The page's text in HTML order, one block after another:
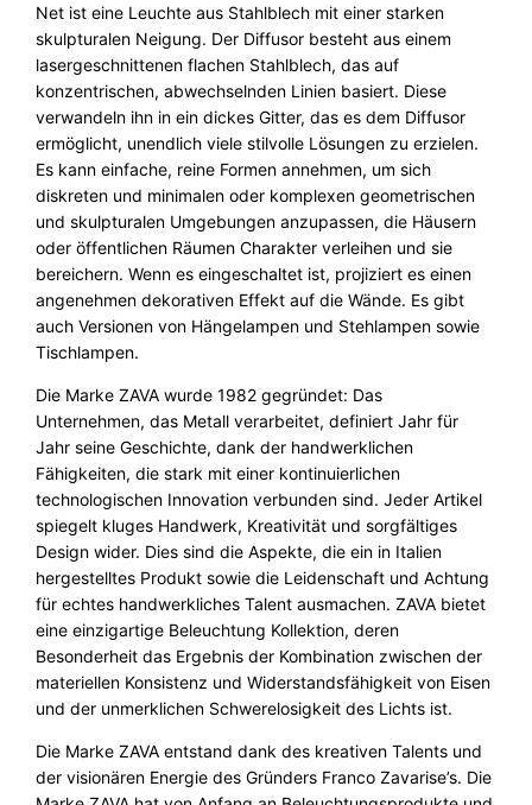
N
e
t
3
Z
a
v
a
M
e
n
g
e
Net ist eine Leuchte aus Stahlblech mit einer starken
skulpturalen Neigung. Der Diffusor besteht aus einem
lasergeschnittenen flachen Stahlblech, das auf
konzentrischen, abwechselnden Linien basiert. Diese
verwandeln ihn in ein dickes Gitter, das es dem Diffusor
ermöglicht, unendlich viele stilvolle Lösungen zu erzielen.
Es kann einfache, reine Formen annehmen, um sich
diskreten und minimalen oder komplexen geometrischen
und skulpturalen Umgebungen anzupassen, die Häusern
oder öffentlichen Räumen Charakter verleihen und sie
bereichern. Wenn es eingeschaltet ist, projiziert es einen
angenehmen dekorativen Effekt auf die Wände. Es gibt
auch Versionen von Hängelampen und Stehlampen sowie
Tischlampen.
Die Marke ZAVA wurde 1982 gegründet: Das
Unternehmen, das Metall verarbeitet, definiert Jahr für
Jahr seine Geschichte, dank der handwerklichen
Fähigkeiten, die stark mit einer kontinuierlichen
technologischen Innovation verbunden sind. Jeder Artikel
spiegelt kluges Handwerk, Kreativität und sorgfältiges
Design wider. Dies sind die Aspekte, die ein in Italien
hergestelltes Produkt sowie die Leidenschaft und Achtung
für echtes handwerkliches Talent ausmachen. ZAVA bietet
eine einzigartige Beleuchtung Kollektion, deren
Besonderheit das Ergebnis der Kombination zwischen der
materiellen Konsistenz und Widerstandsfähigkeit von Eisen
und der unmerklichen Schwerelosigkeit des Lichts ist.
Die Marke ZAVA entstand dank des kreativen Talents und
der visionären Energie des Gründers Franco Zavarise’s. Die